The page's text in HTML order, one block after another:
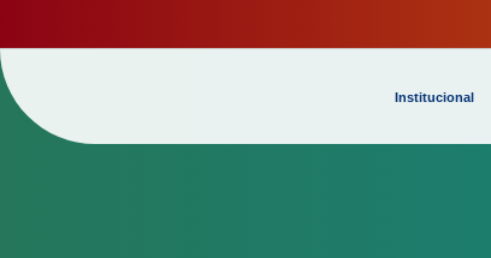
Institucional